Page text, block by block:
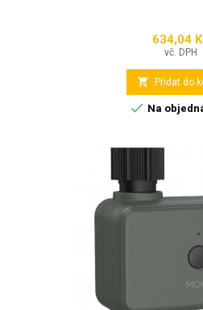
634,04
vč. DPH
 Přidat do
 Na